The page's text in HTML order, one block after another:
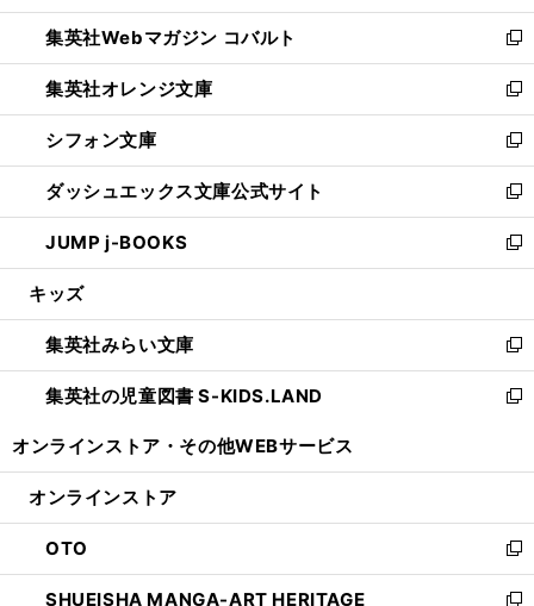
開
く
ウ
で
開
く
ン
ド
ウ
で
開
く
ウ
ィ
ン
ド
ウ
で
開
く
集英社Webマガジン コバルト
新
し
い
ウ
ィ
ン
ド
ウ
で
開
集英社オレンジ文庫
新
し
い
ウ
ィ
ン
ド
ウ
開
く
シフォン文庫
新
し
い
ウ
ィ
ン
ウ
で
開
く
ダッシュエックス文庫公式サイト
新
し
い
ウ
ン
ド
ウ
で
JUMP j-BOOKS
新
し
ウ
ィ
ン
ド
開
キッズ
集英社みらい文庫
新
し
い
ン
ウ
で
開
く
集英社の児童図書 S-KIDS.LAND
新
ウ
ン
ド
ウ
で
オンラインストア・ その他WEBサービス
オンラインストア
OTO
新
し
SHUEISHA MANGA-ART HERITAGE